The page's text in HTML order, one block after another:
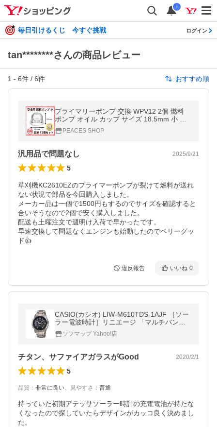
i
毎日引けるくじ 今すぐ挑戦 ログイン
tan********さんの商品レビュー
1 - 6件 / 6件 おすすめ順
プライマリーポンプ 交換 WPV12 2個 燃料
ポンプ オイル カップ サイズ 18.5mm 小 チ
ェンソー 刈払機 草刈り機 トリマー ブロワー
除雪機 部品 修理 汎用品
PEACES SHOP
汎用品で問題なし 2025/9/21
5
草刈機KC2610EZのプライマーポンプが裂けて燃料が送れ
ない状況で部品を今回購入しました。
メーカー品は一個で1500円もするのでサイズを確認すると
合いそうなので2個で安く購入しました。
配送も土曜注文で週明け入荷で早かったです。
早速交換して問題なくエンジンも始動したのでベリーグッ
ド👍
違反報告 いいね 0
CASIO(カシオ) LIW-M610TDS-1AJF ［ソー
ラー電波時計］リニエージ 「マルチバンド
6」 [振込不可]
ソフマップ Yahoo!店
チタン、サファイアガラスがGood 2020/2/1
5
品質 ： 非常に良い、 見やすさ ： 普通
持っていた初期アテッサソーラー時計の充電電池が持たな
くなったので探していたらデザインがカッコ良く決めまし
た。